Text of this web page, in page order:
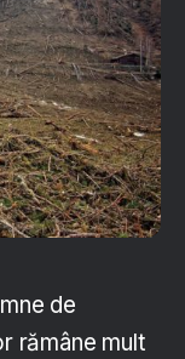
de
rămâne mult